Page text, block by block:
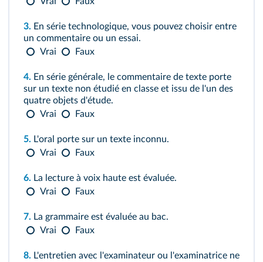
3. En série technologique, vous pouvez choisir entre
un commentaire ou un essai.
Vrai
Faux
4. En série générale, le commentaire de texte porte
sur un texte non étudié en classe et issu de l'un des
quatre objets d'étude.
Vrai
Faux
5. L'oral porte sur un texte inconnu.
Vrai
Faux
6. La lecture à voix haute est évaluée.
Vrai
Faux
7. La grammaire est évaluée au bac.
Vrai
Faux
8. L'entretien avec l'examinateur ou l'examinatrice ne